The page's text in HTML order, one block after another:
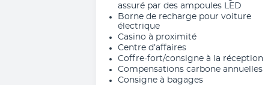
assuré par des ampoules LED
Borne de recharge pour voiture
électrique
Casino à proximité
Centre d’affaires
Coffre-fort/consigne à la réception
Compensations carbone annuelles
Consigne à bagages